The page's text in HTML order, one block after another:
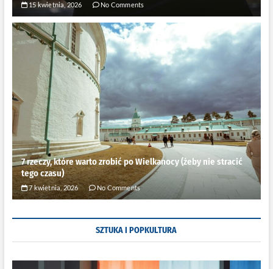
15 kwietnia, 2026 No Comments
7 rzeczy, które warto zrobić po Wielkanocy (żeby nie stracić
tego czasu)
7 kwietnia, 2026 No Comments
SZTUKA I POPKULTURA